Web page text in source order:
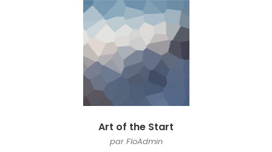
Art of the Start
par FloAdmin